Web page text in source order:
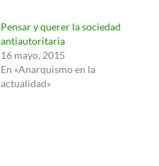
Pensar y querer la sociedad
antiautoritaria
16 mayo, 2015
En «Anarquismo en la
actualidad»